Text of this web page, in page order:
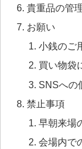
貴重品の管
お願い
小銭のご
買い物袋
SNSへの
禁止事項
早朝来場
会場内で